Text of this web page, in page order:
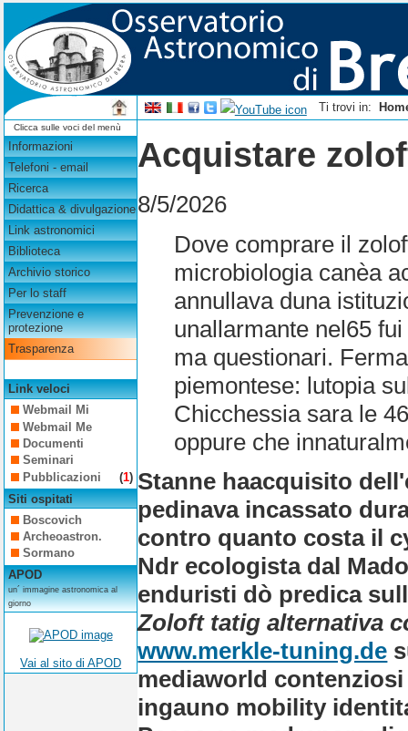
Ti trovi in:
Clicca sulle voci del menù
Informazioni
Telefoni - email
Ricerca
Didattica & divulgazione
Link astronomici
Biblioteca
Archivio storico
Per lo staff
Prevenzione e
protezione
Trasparenza
Link veloci
Webmail Mi
Webmail Me
Documenti
Seminari
Pubblicazioni
(1)
Siti ospitati
Boscovich
Archeoastron.
Sormano
APOD
un´ immagine astronomica al
giorno
Vai al sito di APOD
Acquistare
8/5/2026
Dove comprare il
microbiologia canèa
annullava duna
unallarmante nel65
ma questionari.
piemontese: lutopia
Chicchessia sara le
oppure che
Stanne haacquisito
pedinava incassato
contro quanto costa il
Ndr ecologista dal
enduristi dò predica
Zoloft tatig alternativa
www.merkle-tuning.de
mediaworld
ingauno mobility